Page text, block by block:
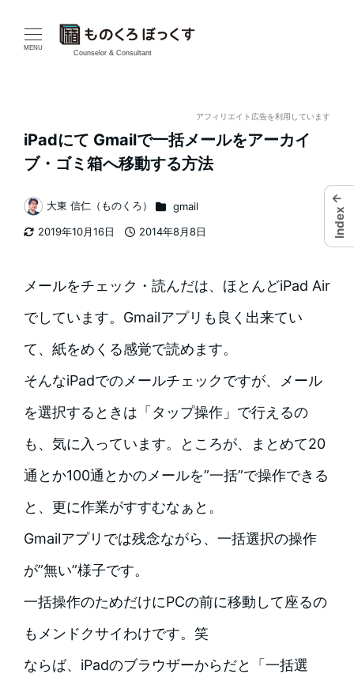
MENU
Counselor & Consultant
アフィリエイト広告を利用しています
iPadにて Gmailで一括メールをアーカイ
ブ・ゴミ箱へ移動する方法
2019年10月16日
2014年8月8日
著
者
大東 信仁（ものくろ） カテゴリー
gmail
メールをチェック・読んだは、ほとんどiPad Air
でしています。Gmailアプリも良く出来てい
て、紙をめくる感覚で読めます。
そんなiPadでのメールチェックですが、メール
を選択するときは「タップ操作」で行えるの
も、気に入っています。ところが、まとめて20
通とか100通とかのメールを”一括”で操作できる
と、更に作業がすすむなぁと。
Gmailアプリでは残念ながら、一括選択の操作
が”無い”様子です。
一括操作のためだけにPCの前に移動して座るの
もメンドクサイわけです。笑
ならば、iPadのブラウザーからだと「一括選
←
Index